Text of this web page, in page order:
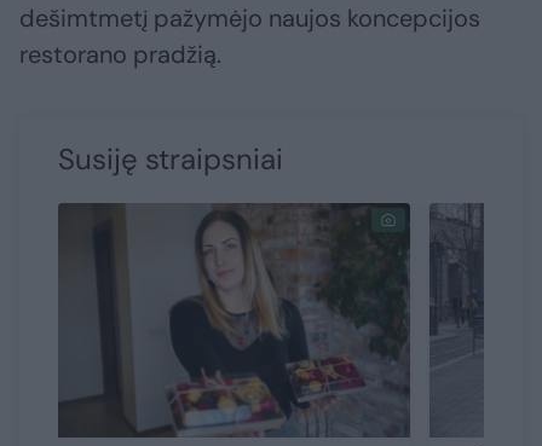
dešimtmetį pažymėjo naujos koncepcijos
restorano pradžią.
Susiję straipsniai